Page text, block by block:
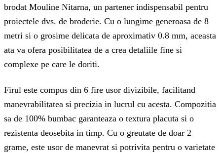
brodat Mouline Nitarna, un partener indispensabil pentru
proiectele dvs. de broderie. Cu o lungime generoasa de 8
metri si o grosime delicata de aproximativ 0.8 mm, aceasta
ata va ofera posibilitatea de a crea detaliile fine si
complexe pe care le doriti.
Firul este compus din 6 fire usor divizibile, facilitand
manevrabilitatea si precizia in lucrul cu acesta. Compozitia
sa de 100% bumbac garanteaza o textura placuta si o
rezistenta deosebita in timp. Cu o greutate de doar 2
grame, este usor de manevrat si potrivita pentru o varietate